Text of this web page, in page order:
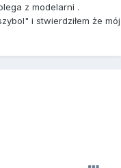
z modelarni .
i stwierdziłem że mój